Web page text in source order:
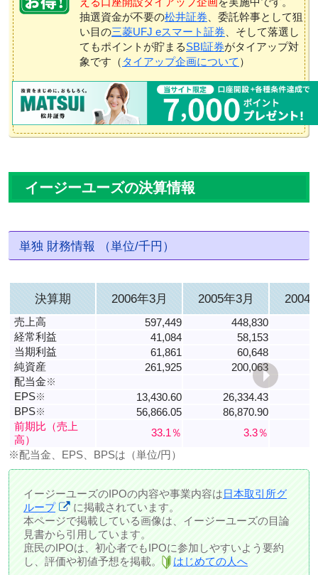
抽選資金が不要の松井証券 、委託幹事として狙
い目の三菱UFJ eスマート証券 、そして落選し
てもポイントが貯まるSBI証券がタイアップ対
象です（ タイアップ企画について ）
イージーユーズの決算情報
単独 財務情報 （単位/千円）
決算期 2006年3月 2005年3月 2004
売上高 597,449
448,830
経常利益
41,084
58,153
当期利益
61,861
60,648
純資産
261,925
200,063
配当金※
EPS※ 13,430.60 26,334.43
BPS※ 56,866.05 86,870.90
前期比（売上
高）
33.1％
3.3％
※配当金、EPS、BPSは（単位/円）
イージーユーズのIPOの内容や事業内容は日本取引所グ
ループ
に掲載されています。
本ページで掲載している画像は、イージーユーズの目論
見書から引用しています。
庶民のIPOは、初心者でもIPOに参加しやすいよう要約
し、評価や初値予想を掲載。
はじめての人へ